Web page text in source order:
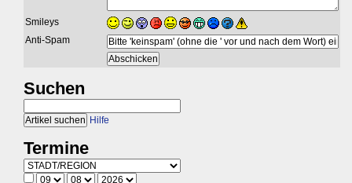
Smileys
Anti-Spam
Suchen
Hilfe
Termine